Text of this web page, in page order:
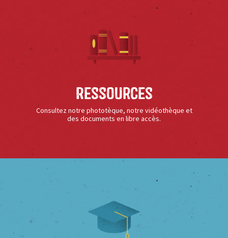
Ressources
Consultez notre phototèque, notre vidéothèque et
des documents en libre accès.